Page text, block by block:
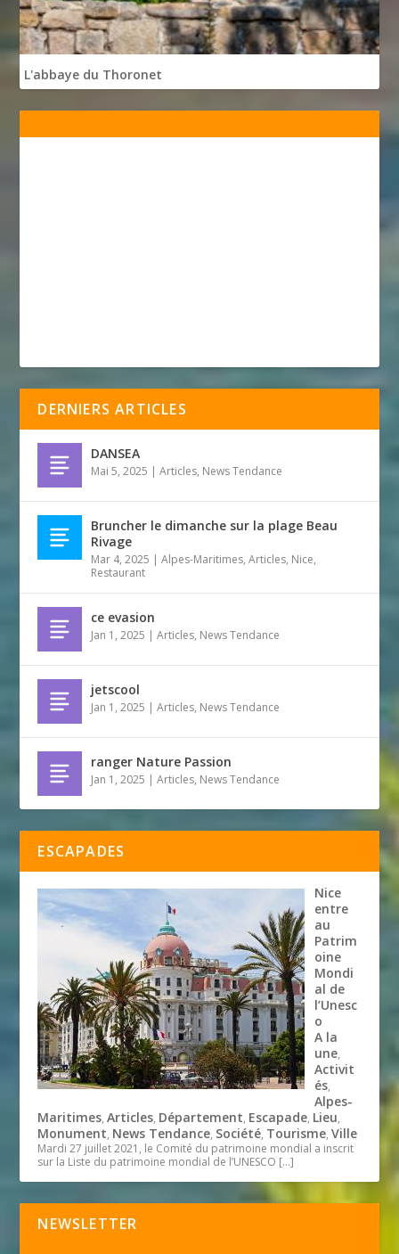
L'abbaye du Thoronet
DERNIERS ARTICLES
DANSEA
Mai 5, 2025 |Articles, News Tendance
Bruncher le dimanche sur la plage Beau
Rivage
Mar 4, 2025 |Alpes-Maritimes,Articles, Nice,
Restaurant
ce evasion
Jan 1, 2025 |Articles, News Tendance
jetscool
Jan 1, 2025 |Articles, News Tendance
ranger Nature Passion
Jan 1, 2025 |Articles, News Tendance
ESCAPADES
Nice
entre
au
Patrim
oine
Mondi
al de
l’Unesc
o
A la
une,
Activit
és,
Alpes-
Maritimes,Articles, Département, Escapade, Lieu,
Monument, News Tendance, Société, Tourisme,Ville
Mardi 27 juillet 2021, le Comité du patrimoine mondial a inscrit
sur la Liste du patrimoine mondial de l’UNESCO […]
NEWSLETTER